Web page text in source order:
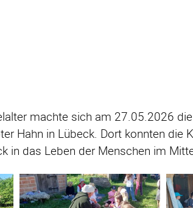
machte sich am 27.05.2026
Hahn in Lübeck. Dort konnten die
in das Leben der Menschen im